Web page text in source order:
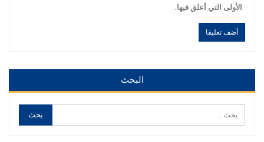
الأولى التي أعلق فيها.
البحث